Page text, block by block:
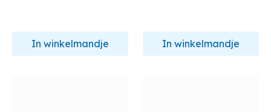
In winkelmandje In winkelmandje